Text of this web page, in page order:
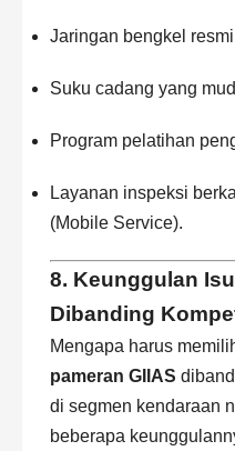
Jaringan bengkel
Suku cadang yang
Program pelatihan
Layanan inspeksi
(Mobile Service).
8. Keunggulan
Dibanding
Mengapa harus
pameran GIIAS
di segmen kendaraan
beberapa